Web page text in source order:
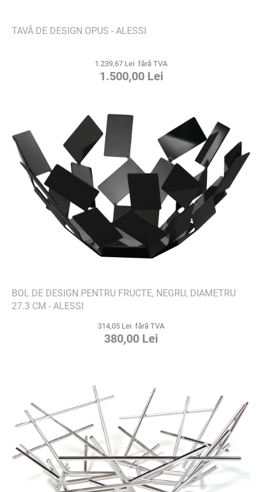
TAVĂ DE DESIGN OPUS - ALESSI
1.239,67 Lei fără TVA
1.500,00 Lei
BOL DE DESIGN PENTRU FRUCTE, NEGRU, DIAMETRU
27.3 CM - ALESSI
314,05 Lei fără TVA
380,00 Lei